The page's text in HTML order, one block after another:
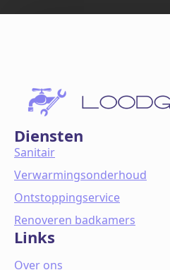
Diensten
Sanitair
Verwarmingsonderhoud
Ontstoppingservice
Renoveren badkamers
Links
Over ons